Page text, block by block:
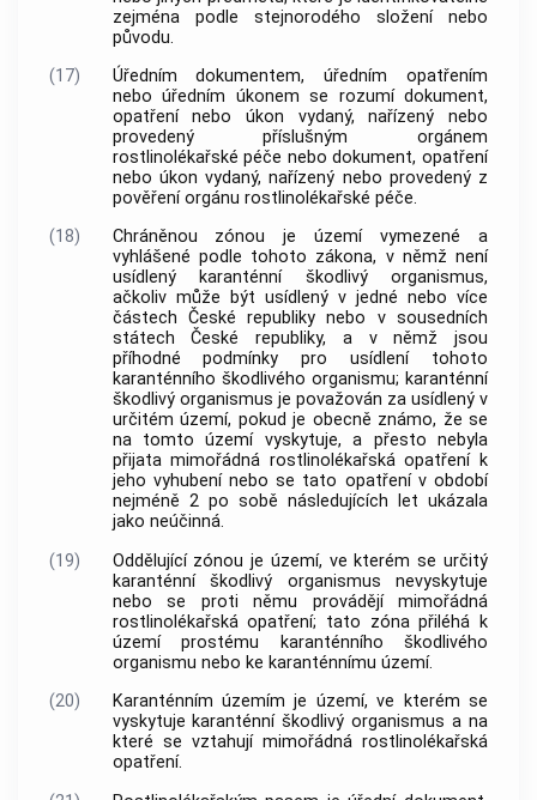
zejména podle stejnorodého složení nebo
původu.
(17)
Úředním dokumentem, úředním opatřením
nebo úředním úkonem se rozumí dokument,
opatření nebo úkon vydaný, nařízený nebo
provedený příslušným orgánem
rostlinolékařské péče nebo dokument, opatření
nebo úkon vydaný, nařízený nebo provedený z
pověření orgánu rostlinolékařské péče.
(18)
Chráněnou zónou je území vymezené a
vyhlášené podle tohoto zákona, v němž není
usídlený karanténní škodlivý organismus,
ačkoliv může být usídlený v jedné nebo více
částech České republiky nebo v sousedních
státech České republiky, a v němž jsou
příhodné podmínky pro usídlení tohoto
karanténního škodlivého organismu;karanténní
škodlivý organismus je považován za usídlený v
určitém území, pokud je obecně známo, že se
na tomto území vyskytuje, a přesto nebyla
přijata mimořádná rostlinolékařská opatření k
jeho vyhubení nebo se tato opatření v období
nejméně 2 po sobě následujících let ukázala
jako neúčinná.
(19)
Oddělující zónou je území, ve kterém se určitý
karanténní škodlivý organismus nevyskytuje
nebo se proti němu provádějí mimořádná
rostlinolékařská opatření; tato zóna přiléhá k
území prostému
karanténního škodlivého
organismu nebo ke karanténnímu území.
(20)
Karanténním územím je území, ve kterém se
vyskytuje karanténní škodlivý organismus a na
které se vztahují mimořádná rostlinolékařská
opatření.